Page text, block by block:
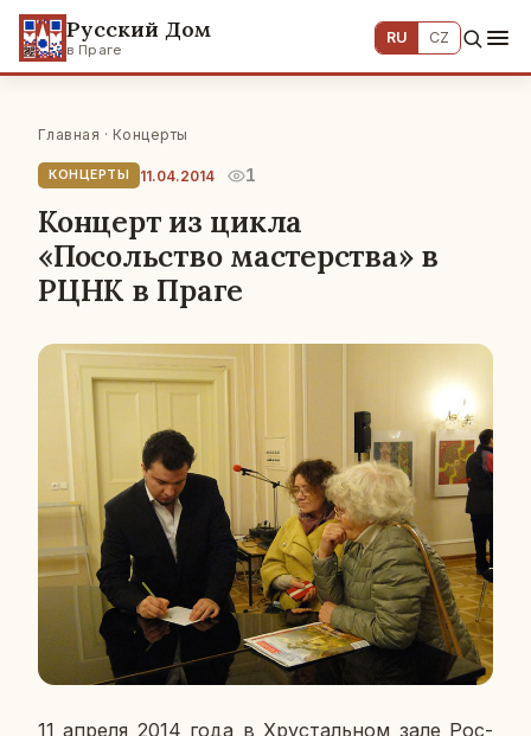
Русский Дом
в Праге
RU CZ
Главная · Концерты
КОНЦЕРТЫ 11.04.2014 1
Концерт из цикла
«Посольство мастерства» в
РЦНК в Праге
11 апреля 2014 года в Хру­сталь­ном зале Рос­